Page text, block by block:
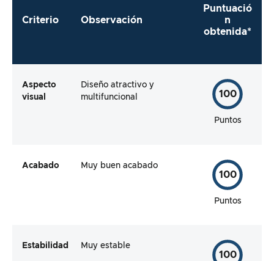
Criterio Observación
Puntuació
n
obtenida*
Aspecto
visual
Diseño atractivo y
multifuncional
100
Puntos
Acabado Muy buen acabado
100
Puntos
Estabilidad Muy estable
100